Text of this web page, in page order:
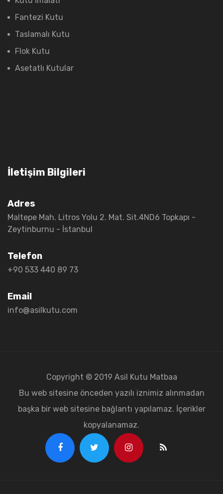
Fantezi Kutu
Taslamalı Kutu
Flok Kutu
Asetatlı Kutular
İletişim Bilgileri
Adres
Maltepe Mah. Litros Yolu 2. Mat. Sit.4ND6 Topkapı -
Zeytinburnu - İstanbul
Telefon
+90 533 440 89 73
Email
info@asilkutu.com
Copyright © 2019 Asil Kutu Matbaa
Bu web sitesine önceden yazılı iznimiz alınmadan
başka bir web sitesine bağlantı yapılamaz. İçerikler
kopyalanamaz.